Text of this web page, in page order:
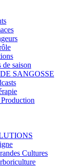
de saison
SANGOSSE
Cultures